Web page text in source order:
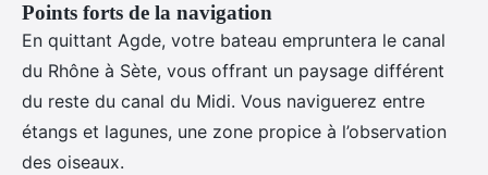
Points forts de la navigation
En quittant Agde, votre bateau empruntera le canal
du Rhône à Sète, vous offrant un paysage différent
du reste du canal du Midi. Vous naviguerez entre
étangs et lagunes, une zone propice à l’observation
des oiseaux.